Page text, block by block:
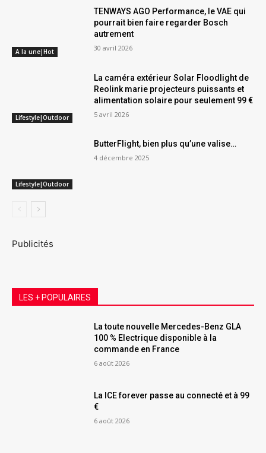
A la une|Hot
TENWAYS AGO Performance, le VAE qui
pourrait bien faire regarder Bosch
autrement
30 avril 2026
Lifestyle|Outdoor
La caméra extérieur Solar Floodlight de
Reolink marie projecteurs puissants et
alimentation solaire pour seulement 99 €
5 avril 2026
Lifestyle|Outdoor
ButterFlight, bien plus qu’une valise…
4 décembre 2025
Publicités
LES + POPULAIRES
La toute nouvelle Mercedes-Benz GLA
100 % Electrique disponible à la
commande en France
6 août 2026
La ICE forever passe au connecté et à 99
€
6 août 2026